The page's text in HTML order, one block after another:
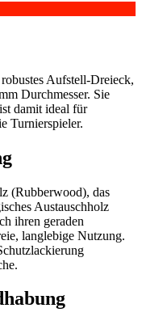
Aufstell-Dreieck,
Durchmesser. Sie
damit ideal für
Turnierspieler.
(Rubberwood), das
Austauschholz
ihren geraden
langlebige Nutzung.